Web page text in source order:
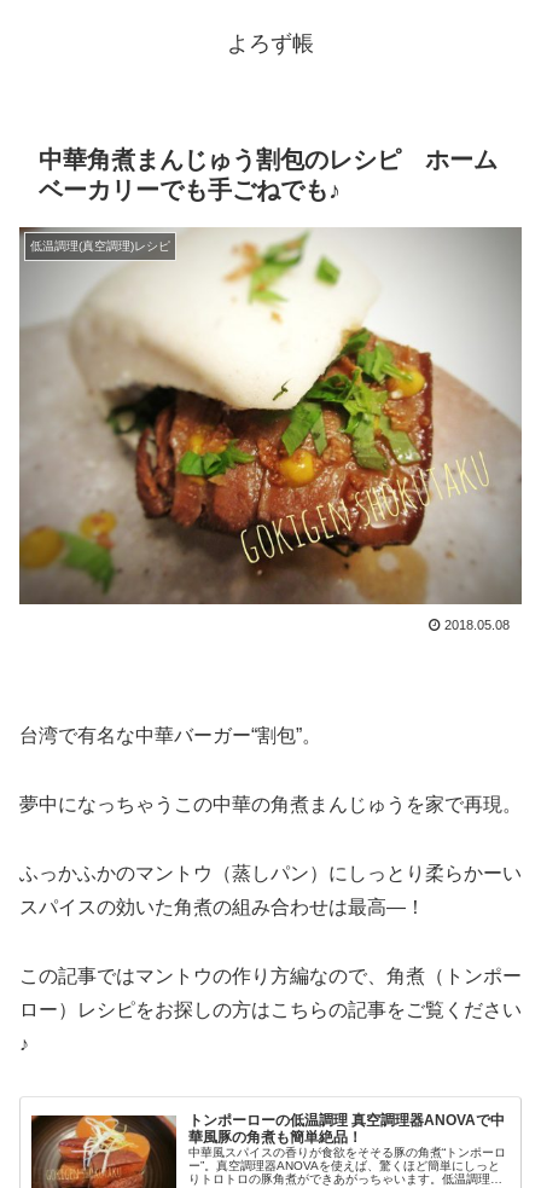
よろず帳
中華角煮まんじゅう割包のレシピ ホーム
ベーカリーでも手ごねでも♪
低温調理(真空調理)レシピ
2018.05.08
台湾で有名な中華バーガー“割包”。
夢中になっちゃうこの中華の角煮まんじゅうを家で再現。
ふっかふかのマントウ（蒸しパン）にしっとり柔らかーい
スパイスの効いた角煮の組み合わせは最高―！
この記事ではマントウの作り方編なので、角煮（トンポー
ロー）レシピをお探しの方はこちらの記事をご覧ください
♪
トンポーローの低温調理 真空調理器ANOVAで中
華風豚の角煮も簡単絶品！
中華風スパイスの香りが食欲をそそる豚の角煮“トンポーロ
ー”。真空調理器ANOVAを使えば、驚くほど簡単にしっと
りトロトロの豚角煮ができあがっちゃいます。低温調理す